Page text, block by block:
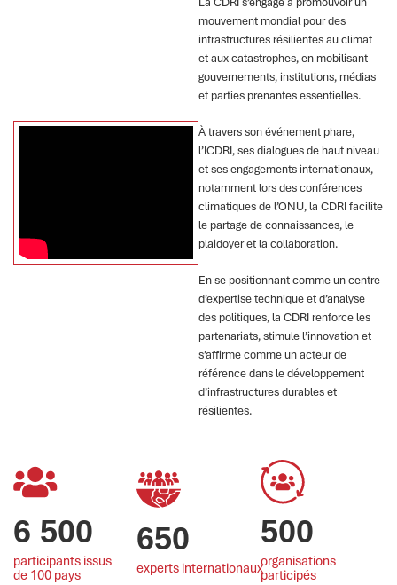
mouvement mondial pour des
infrastructures résilientes au climat
et aux catastrophes, en mobilisant
gouvernements, institutions, médias
et parties prenantes essentielles.
À travers son événement phare,
l’ICDRI, ses dialogues de haut niveau
et ses engagements internationaux,
notamment lors des conférences
climatiques de l’ONU, la CDRI facilite
le partage de connaissances, le
plaidoyer et la collaboration.
En se positionnant comme un centre
d’expertise technique et d’analyse
des politiques, la CDRI renforce les
partenariats, stimule l’innovation et
s’affirme comme un acteur de
référence dans le développement
d’infrastructures durables et
résilientes.
participants issus
de 100 pays
6 500
experts internationaux
650
organisations
participés
500